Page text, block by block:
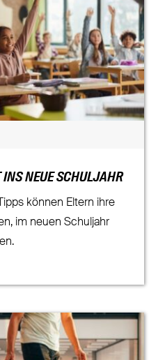
INS NEUE SCHULJAHR
können Eltern ihre
im neuen Schuljahr